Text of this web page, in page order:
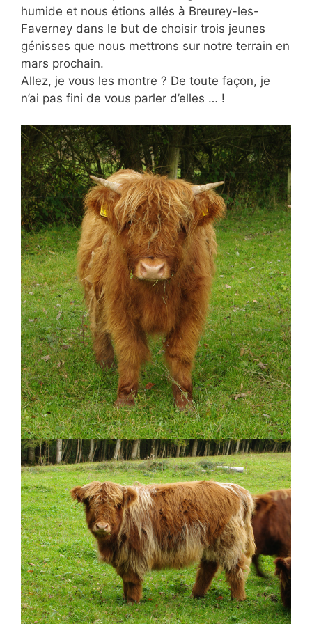
humide et nous étions allés à Breurey-les-
Faverney dans le but de choisir trois jeunes
génisses que nous mettrons sur notre terrain en
mars prochain.
Allez, je vous les montre ? De toute façon, je
n’ai pas fini de vous parler d’elles … !